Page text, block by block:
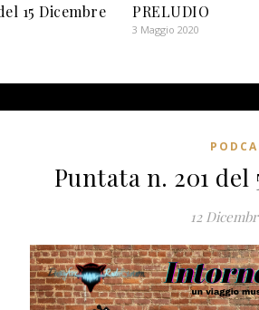
15 Dicembre
PRELUDIO
3 Maggio 2020
Puntata n. 201 del
12